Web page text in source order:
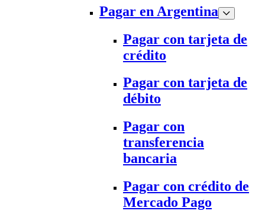
Pagar en Argentina
Pagar con tarjeta de
crédito
Pagar con tarjeta de
débito
Pagar con
transferencia
bancaria
Pagar con crédito de
Mercado Pago